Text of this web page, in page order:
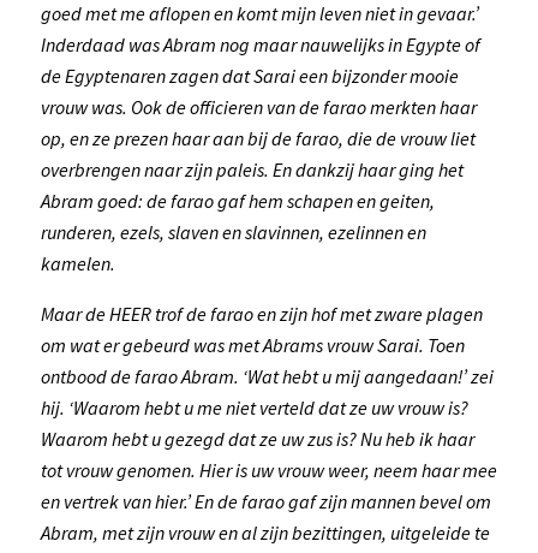
goed met me aflopen en komt mijn leven niet in gevaar.’
Inderdaad was Abram nog maar nauwelijks in Egypte of
de Egyptenaren zagen dat Sarai een bijzonder mooie
vrouw was. Ook de officieren van de farao merkten haar
op, en ze prezen haar aan bij de farao, die de vrouw liet
overbrengen naar zijn paleis. En dankzij haar ging het
Abram goed: de farao gaf hem schapen en geiten,
runderen, ezels, slaven en slavinnen, ezelinnen en
kamelen.
Maar de HEER trof de farao en zijn hof met zware plagen
om wat er gebeurd was met Abrams vrouw Sarai. Toen
ontbood de farao Abram. ‘Wat hebt u mij aangedaan!’ zei
hij. ‘Waarom hebt u me niet verteld dat ze uw vrouw is?
Waarom hebt u gezegd dat ze uw zus is? Nu heb ik haar
tot vrouw genomen. Hier is uw vrouw weer, neem haar mee
en vertrek van hier.’ En de farao gaf zijn mannen bevel om
Abram, met zijn vrouw en al zijn bezittingen, uitgeleide te